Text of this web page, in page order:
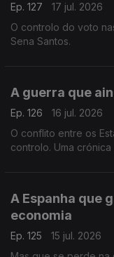
Ep. 127
17 jul. 2026
O controlo do voto
Sena Santos.
A guerra que
Ep. 126
16 jul. 2026
O conflito entre os
controlo. Uma
A Espanha que
economia
Ep. 125
15 jul. 2026